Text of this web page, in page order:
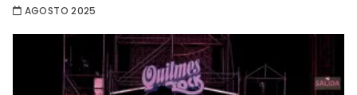
AGOSTO 2025